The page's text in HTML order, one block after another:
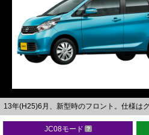
13年(H25)6月、新型時のフロント。仕様は
JC08モード